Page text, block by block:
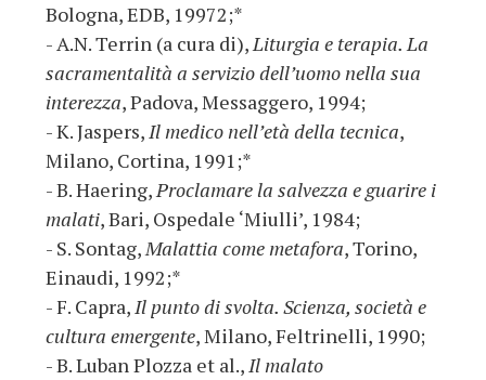
Bologna, EDB, 19972;*
- A.N. Terrin (a cura di),Liturgia e terapia. La
sacramentalità a servizio dell’uomo nella sua
interezza, Padova, Messaggero, 1994;
- K. Jaspers,Il medico nell’età della tecnica,
Milano, Cortina, 1991;*
- B. Haering,Proclamare la salvezza e guarire i
malati, Bari, Ospedale ‘Miulli’, 1984;
- S. Sontag,Malattia come metafora, Torino,
Einaudi, 1992;*
- F. Capra,Il punto di svolta. Scienza, società e
cultura emergente, Milano, Feltrinelli, 1990;
- B. Luban Plozza et al.,Il malato